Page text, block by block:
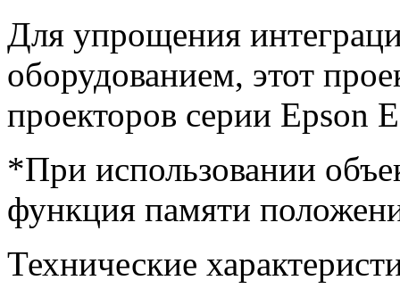
Для упрощения
оборудованием, этот
проекторов серии Epson
*При использовании
функция памяти
Технические